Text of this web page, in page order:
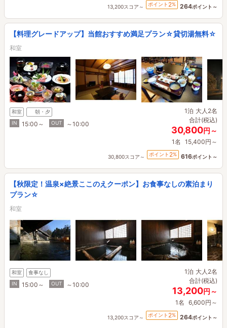
13,200スコア～ ポイント 2% 264ポイント～
【料理グレードアップ】当館おすすめ満足プラン☆貸切湯無料☆
和室
和室
朝・夕
IN
15:00～ OUT ～10:00
1泊 大人2名
合計(税込)
30,800円～
1名 15,400円～
30,800スコア～ ポイント 2% 616ポイント～
【秋限定！温泉×絶景ここのえクーポン】お食事なしの素泊まり
プラン☆
和室
和室
食事なし
IN
15:00～ OUT ～10:00
1泊 大人2名
合計(税込)
13,200円～
1名 6,600円～
13,200スコア～ ポイント 2% 264ポイント～